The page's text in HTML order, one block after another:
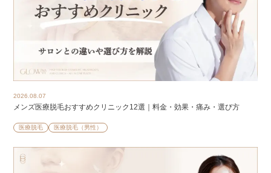
2026.08.07
メンズ医療脱毛おすすめクリニック12選｜料金・効果・痛み・選び方
医療脱毛 医療脱毛（男性）